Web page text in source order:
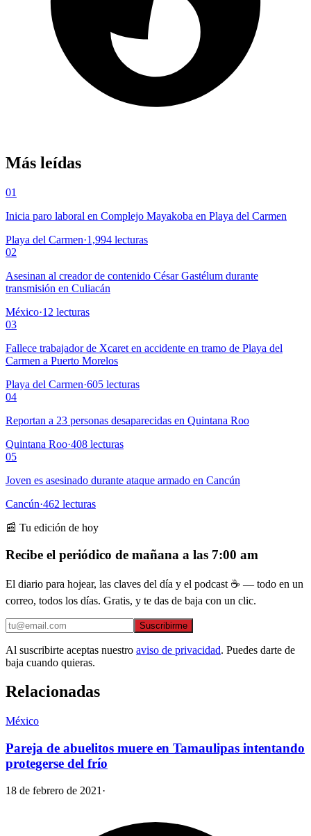
Más leídas
01
Inicia paro laboral en Complejo Mayakoba en Playa del Carmen
Playa del Carmen·1,994 lecturas
02
Asesinan al creador de contenido César Gastélum durante
transmisión en Culiacán
México·12 lecturas
03
Fallece trabajador de Xcaret en accidente en tramo de Playa del
Carmen a Puerto Morelos
Playa del Carmen·605 lecturas
04
Reportan a 23 personas desaparecidas en Quintana Roo
Quintana Roo·408 lecturas
05
Joven es asesinado durante ataque armado en Cancún
Cancún·462 lecturas
📰 Tu edición de hoy
Recibe el periódico de mañana a las 7:00 am
El diario para hojear, las claves del día y el podcast ☕ — todo en un
correo, todos los días. Gratis, y te das de baja con un clic.
Suscribirme
Al suscribirte aceptas nuestro aviso de privacidad. Puedes darte de
baja cuando quieras.
Relacionadas
México
Pareja de abuelitos muere en Tamaulipas intentando
protegerse del frío
18 de febrero de 2021 ·